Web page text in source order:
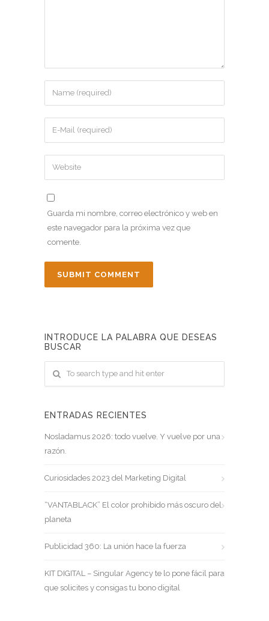
Guarda mi nombre, correo electrónico y web en
este navegador para la próxima vez que
comente.
INTRODUCE LA PALABRA QUE DESEAS
BUSCAR
ENTRADAS RECIENTES
Nosladamus 2026: todo vuelve. Y vuelve por una
razón.
Curiosidades 2023 del Marketing Digital
“VANTABLACK” El color prohibido más oscuro del
planeta
Publicidad 360: La unión hace la fuerza
KIT DIGITAL – Singular Agency te lo pone fácil para
que solicites y consigas tu bono digital